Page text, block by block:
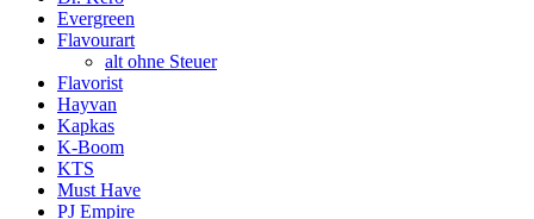
Evergreen
Flavourart
alt ohne Steuer
Flavorist
Hayvan
Kapkas
K-Boom
KTS
Must Have
PJ Empire